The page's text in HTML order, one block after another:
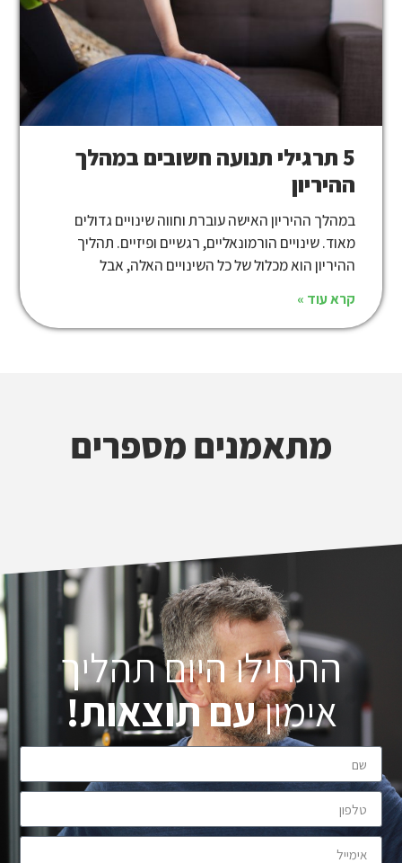
5 תרגילי תנועה חשובים במהלך
ההיריון
במהלך ההיריון האישה עוברת וחווה שינויים גדולים
מאוד. שינויים הורמונאליים, רגשיים ופיזיים. תהליך
ההיריון הוא מכלול של כל השינויים האלה, אבל
קרא עוד »
מתאמנים מספרים
התחילו היום תהליך
אימוןעם תוצאות!